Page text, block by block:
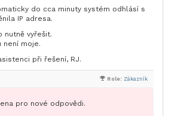
do cca minuty systém odhlásí s
IP adresa.
nutně vyřešit.
není moje.
při řešení, RJ.
Role: Zákazník
pro nové odpovědi.